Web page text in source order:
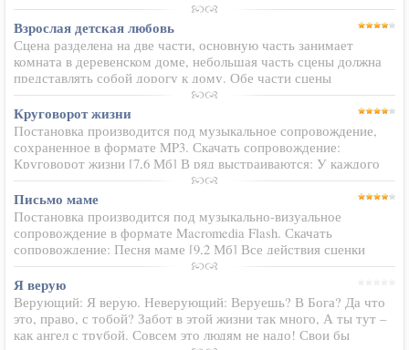
так: вырезается пятно из самоклеющихся обоев,
отклеивается…
Взрослая детская любовь
Сцена разделена на две части, основную часть занимает
комната в деревенском доме, небольшая часть сцены должна
представлять собой дорогу к дому. Обе части сцены
разделены стеной с дверью и окном. Действие происходит в
Российской глухой…
Круговорот жизни
Постановка производится под музыкальное сопровождение,
сохраненное в формате MP3. Скачать сопровождение:
Круговорот жизни [7,6 Мб] В ряд выстраиваются: У каждого
греха должна быть табличка с надписью, кто он. Человек Рок
Наркотик…
Письмо маме
Постановка производится под музыкально-визуальное
сопровождение в формате Macromedia Flash. Скачать
сопровождение: Песня маме [9,2 Мб] Все действия сценки
происходят под музыку песни "Письмо маме" Гинтаса
Абарюса из альбома…
Я верую
Верующий: Я верую. Неверующий: Веруешь? В Бога? Да что
это, право, с тобой? Забот в этой жизни так много, А ты тут –
как ангел с трубой. Совсем это людям не надо! Свои бы